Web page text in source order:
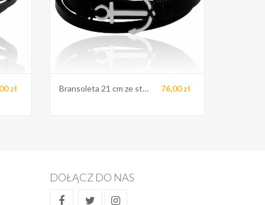
zł Bransoleta 21 cm ze stali 76,00 zł
DOŁĄCZ DO NAS